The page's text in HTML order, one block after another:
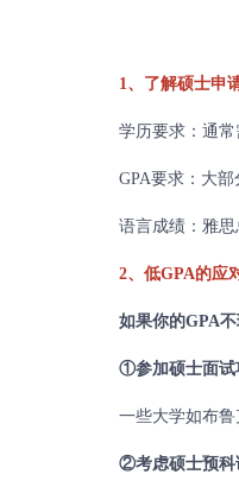
1、了解硕士申
学历要求：通常
GPA要求：大部分
语言成绩：雅思总
2、低GPA的应
如果你的GPA不
①参加硕士面试
一些大学如布鲁克
②考虑硕士预科